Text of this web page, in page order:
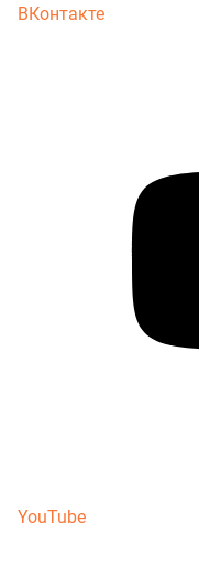
ВКонтакте
YouTube